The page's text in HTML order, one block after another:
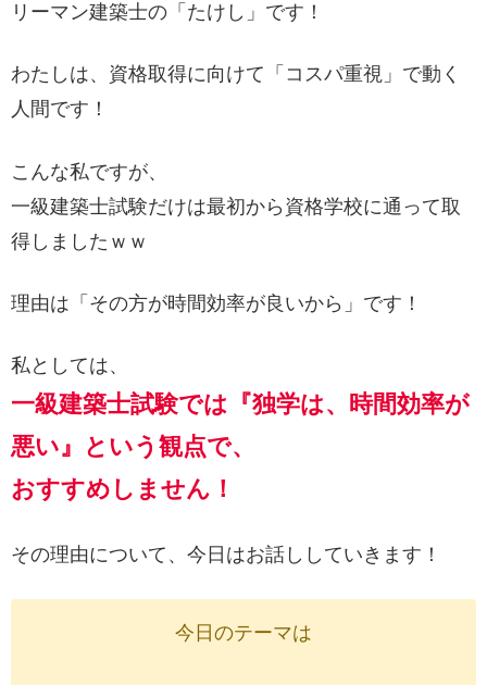
リーマン建築士の「たけし」です！
わたしは、資格取得に向けて「コスパ重視」で動く
人間です！
こんな私ですが、
一級建築士試験だけは最初から資格学校に通って取
得しましたｗｗ
理由は「その方が時間効率が良いから」です！
私としては、
一級建築士試験では『独学は、時間効率が
悪い』 という観点で、
おすすめしません！
その理由について、今日はお話ししていきます！
今日のテーマは